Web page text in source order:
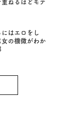
ねるほどモテ
はエロをし
女の機微がわか